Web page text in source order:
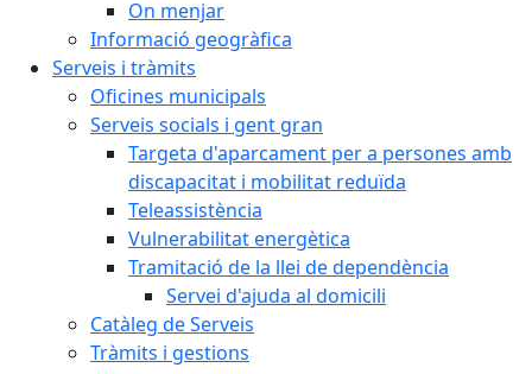
On menjar
Informació geogràfica
Serveis i tràmits
Oficines municipals
Serveis socials i gent gran
Targeta d'aparcament per a persones amb
discapacitat i mobilitat reduïda
Teleassistència
Vulnerabilitat energètica
Tramitació de la llei de dependència
Servei d'ajuda al domicili
Catàleg de Serveis
Tràmits i gestions